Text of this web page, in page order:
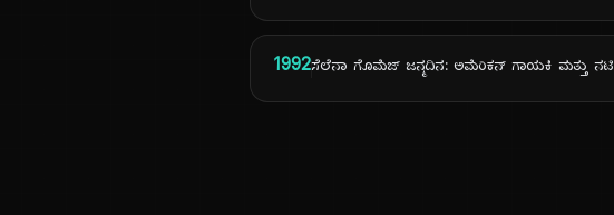
1992ಸೆಲೆನಾ ಗೊಮೆಜ್ ಜನ್ಮದಿನ: ಅಮೆರಿಕನ್ ಗಾಯಕಿ ಮತ್ತು ನಟಿ